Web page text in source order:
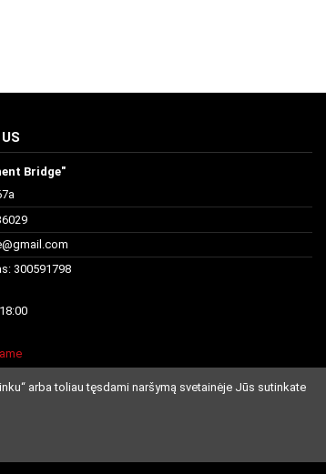
Bridge"
300591798
arba toliau tęsdami naršymą svetainėje Jūs sutinkate